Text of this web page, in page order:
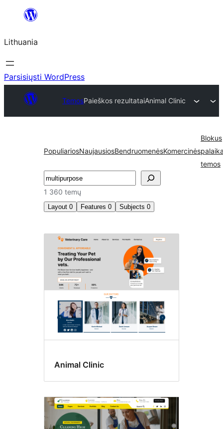
turinio
Lithuania
Parsisiųsti WordPress
TemosPaieškos rezultataiAnimal Clinic
PopuliariosNaujausiosBendruomenėsKomercinės
Blokus
temos
Paieška
1 360 temų
Layout 0 Features 0 Subjects 0
Paieškos
rezultatai
Animal Clinic